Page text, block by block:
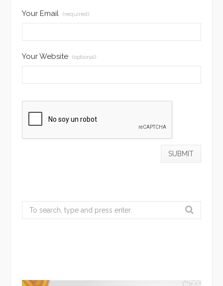
Your Email (required)
Your Website (optional)
Search
for: